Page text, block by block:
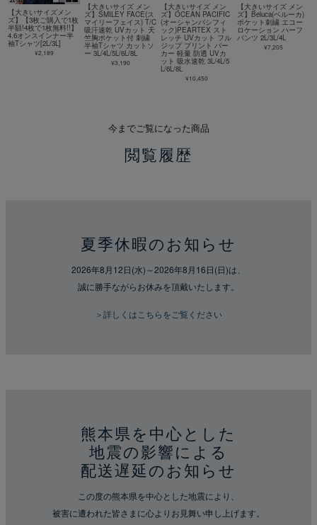
【大きいサイズメン
ズ】【3枚ご購入で1枚
半額!4枚で1枚無料!!】
4.6オンスインナー半
袖Tシャツ[2L/3L]
¥2,189
【大きいサイズ メン
ズ】SMILEY FACE(ス
マイリーフェイス) T/C
吸汗速乾 UVカット 天
竺胸ポケット付 刺繍
半袖Tシャツ カットソ
ー 3L/4L/5L/6L/8L
¥3,190
【大きいサイズ メン
ズ】OCEAN PACIFIC
(オーシャンパシフィ
ック)PEARTEX スト
レッチ UVカット フル
ジップ プリント パー
カー 軽量 防透 UVカ
ット 吸水速乾 3L/4L/5
L/6L/8L
¥10,450
【大きいサイズ メン
ズ】Beluca(ベルーカ)
ポケット刺繍 エコー
ロケーション ハーフ
パンツ 2L/3L/4L
¥7,205
今までご覧になった商品
閲覧履歴
夏季休暇のお知らせ
2026年8月12日(水)～2026年8月16日(日)は、
誠に勝手ながらお休みを頂戴いたします。
＞詳しくはこちらをご覧ください
熊本県を中心とした
地震の影響による
配送遅延のお知らせ
この度の熊本県を中心とした地震により、
被害に遭われた皆さまに心よりお見舞い申し上げます。